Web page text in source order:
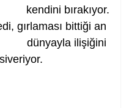
kendini bırakıyor.
gırlaması bittiği an
dünyayla ilişiğini